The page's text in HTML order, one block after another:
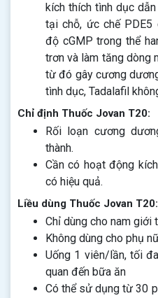
kích thích tình dục
tại chỗ, ức chế PDE5
độ cGMP trong thể
trơn và làm tăng dòng
từ đó gây cương
tình dục, Tadalafil
Chỉ định Thuốc Jovan T20:
Rối loạn cương
thành.
Cần có hoạt động
có hiệu quả.
Liều dùng Thuốc Jovan T20:
Chỉ dùng cho nam giới
Không dùng cho phụ
Uống 1 viên/lần, tối
quan đến bữa ăn
Có thể sử dụng từ 30